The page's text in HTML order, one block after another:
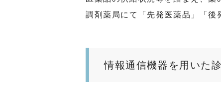
調剤薬局にて「先発医薬品」「後
情報通信機器を用いた